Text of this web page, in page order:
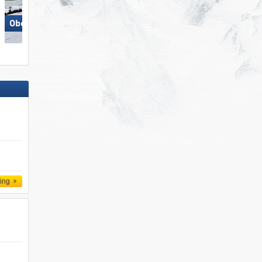
Obertauern Dolomites Val Gardena/​Gröden